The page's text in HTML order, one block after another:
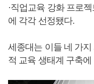
·직업교육 강화 프로
에 각각 선정됐다.
세종대는 이들 네 가
적 교육 생태계 구축